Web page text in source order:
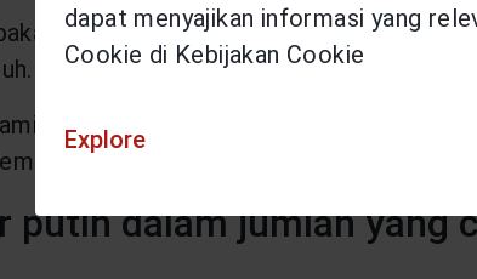
komponen penting yang
Vitamin dan mineral dapat kamu
dan mineral yang kamu peroleh
kamu bisa berkonsultasi terlebih
dalam jumlah yang
dapat menyajikan informasi yang
Cookie di Kebijakan Cookie
Explore